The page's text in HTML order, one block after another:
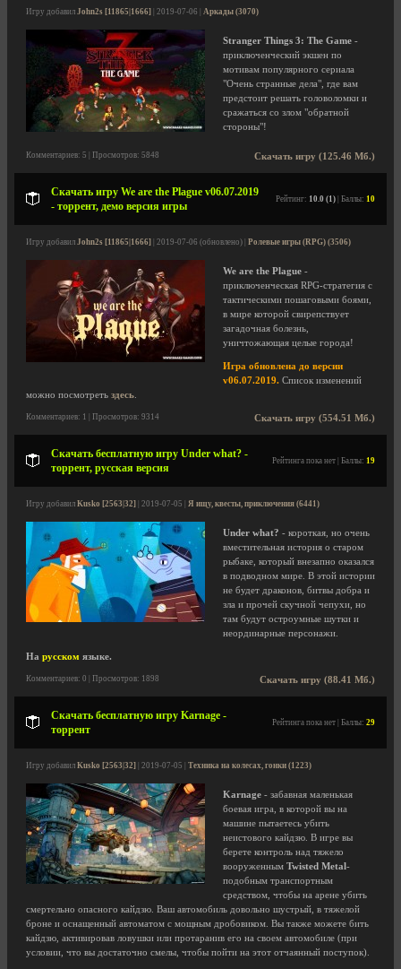
Игру добавил John2s [11865|1666] | 2019-07-06 | Аркады (3070)
Stranger Things 3: The Game -
приключенческий экшен по
мотивам популярного сериала
"Очень странные дела", где вам
предстоит решать головоломки и
сражаться со злом "обратной
стороны"!
Скачать игру (125.46 Мб.)
Комментариев: 5 | Просмотров: 5848
Скачать игру We are the Plague v06.07.2019
- торрент, демо версия игры
Рейтинг: 10.0 (1) | Баллы: 10
Игру добавил John2s [11865|1666] | 2019-07-06 (обновлено) | Ролевые игры (RPG) (3506)
We are the Plague -
приключенческая RPG-стратегия с
тактическими пошаговыми боями,
в мире которой свирепствует
загадочная болезнь,
уничтожающая целые города!
Игра обновлена до версии
v06.07.2019. Список изменений
можно посмотреть здесь
Скачать игру (554.51 Мб.)
Комментариев: 1 | Просмотров: 9314
Скачать бесплатную игру Under what? -
торрент, русская версия
Рейтинга пока нет | Баллы: 19
Игру добавил Kusko [2563|32] | 2019-07-05 | Я ищу, квесты, приключения (6441)
Under what? - короткая, но очень
вместительная история о старом
рыбаке, который внезапно оказался
в подводном мире. В этой истории
не будет драконов, битвы добра и
зла и прочей скучной чепухи, но
там будут остроумные шутки и
неординарные персонажи.
На русском языке.
Скачать игру (88.41 Мб.)
Комментариев: 0 | Просмотров: 1898
Скачать бесплатную игру Karnage -
торрент
Рейтинга пока нет | Баллы: 29
Игру добавил Kusko [2563|32] | 2019-07-05 | Техника на колесах, гонки (1223)
Karnage - забавная маленькая
боевая игра, в которой вы на
машине пытаетесь убить
неистового кайдзю. В игре вы
берете контроль над тяжело
вооруженным Twisted Metal-
подобным транспортным
средством, чтобы на арене убить
смертельно опасного кайдзю. Ваш автомобиль довольно шустрый, в тяжелой
броне и оснащенный автоматом с мощным дробовиком. Вы также можете бить
кайдзю, активировав ловушки или протаранив его на своем автомобиле (при
условии, что вы достаточно смелы, чтобы пойти на этот отчаянный поступок).